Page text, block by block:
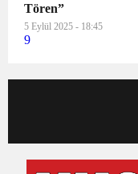
Tören”
5 Eylül 2025 - 18:45
9